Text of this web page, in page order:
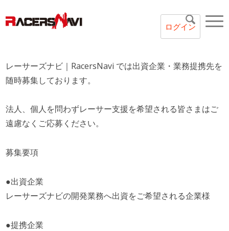
ログイン
レーサーズナビ｜RacersNavi では出資企業・業務提携先を
随時募集しております。
法人、個人を問わずレーサー支援を希望される皆さまはご
遠慮なくご応募ください。
募集要項
●出資企業
レーサーズナビの開発業務へ出資をご希望される企業様
●提携企業